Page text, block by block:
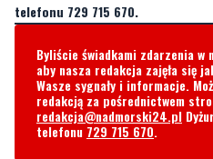
Wasze sygnały i informacje.
redakcja@nadmorski24.pl
telefonu729 715 670.
Komentarze